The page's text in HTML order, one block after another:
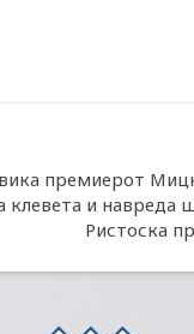
премиерот
клевета и навреда
Ристоска